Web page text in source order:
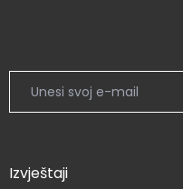
Izvještaji